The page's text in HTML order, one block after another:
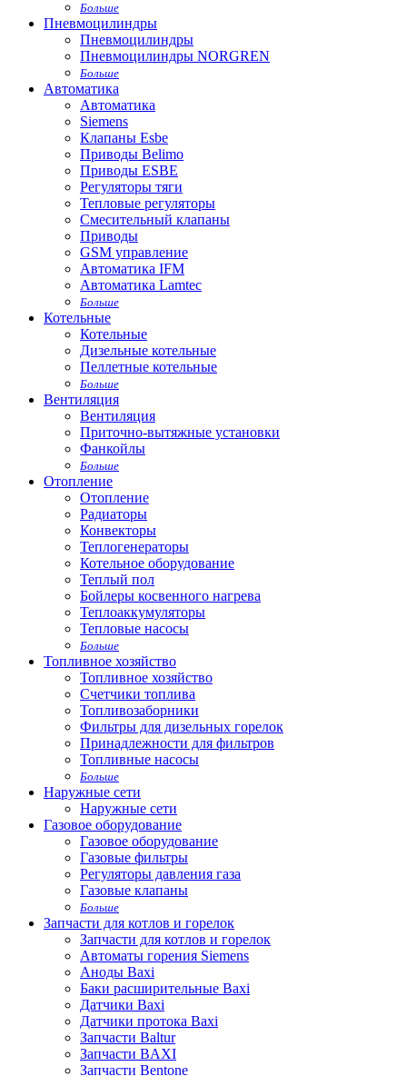
Больше
Пневмоцилиндры
Пневмоцилиндры
Пневмоцилиндры NORGREN
Больше
Автоматика
Автоматика
Siemens
Клапаны Esbe
Приводы Belimo
Приводы ESBE
Регуляторы тяги
Тепловые регуляторы
Cмесительный клапаны
Приводы
GSM управление
Автоматика IFM
Автоматика Lamtec
Больше
Котельные
Котельные
Дизельные котельные
Пеллетные котельные
Больше
Вентиляция
Вентиляция
Приточно-вытяжные установки
Фанкойлы
Больше
Отопление
Отопление
Радиаторы
Конвекторы
Теплогенераторы
Котельное оборудование
Теплый пол
Бойлеры косвенного нагрева
Теплоаккумуляторы
Тепловые насосы
Больше
Топливное хозяйство
Топливное хозяйство
Счетчики топлива
Топливозаборники
Фильтры для дизельных горелок
Принадлежности для фильтров
Топливные насосы
Больше
Наружные сети
Наружные сети
Газовое оборудование
Газовое оборудование
Газовые фильтры
Регуляторы давления газа
Газовые клапаны
Больше
Запчасти для котлов и горелок
Запчасти для котлов и горелок
Автоматы горения Siemens
Аноды Baxi
Баки расширительные Baxi
Датчики Baxi
Датчики протока Baxi
Запчасти Baltur
Запчасти BAXI
Запчасти Bentone